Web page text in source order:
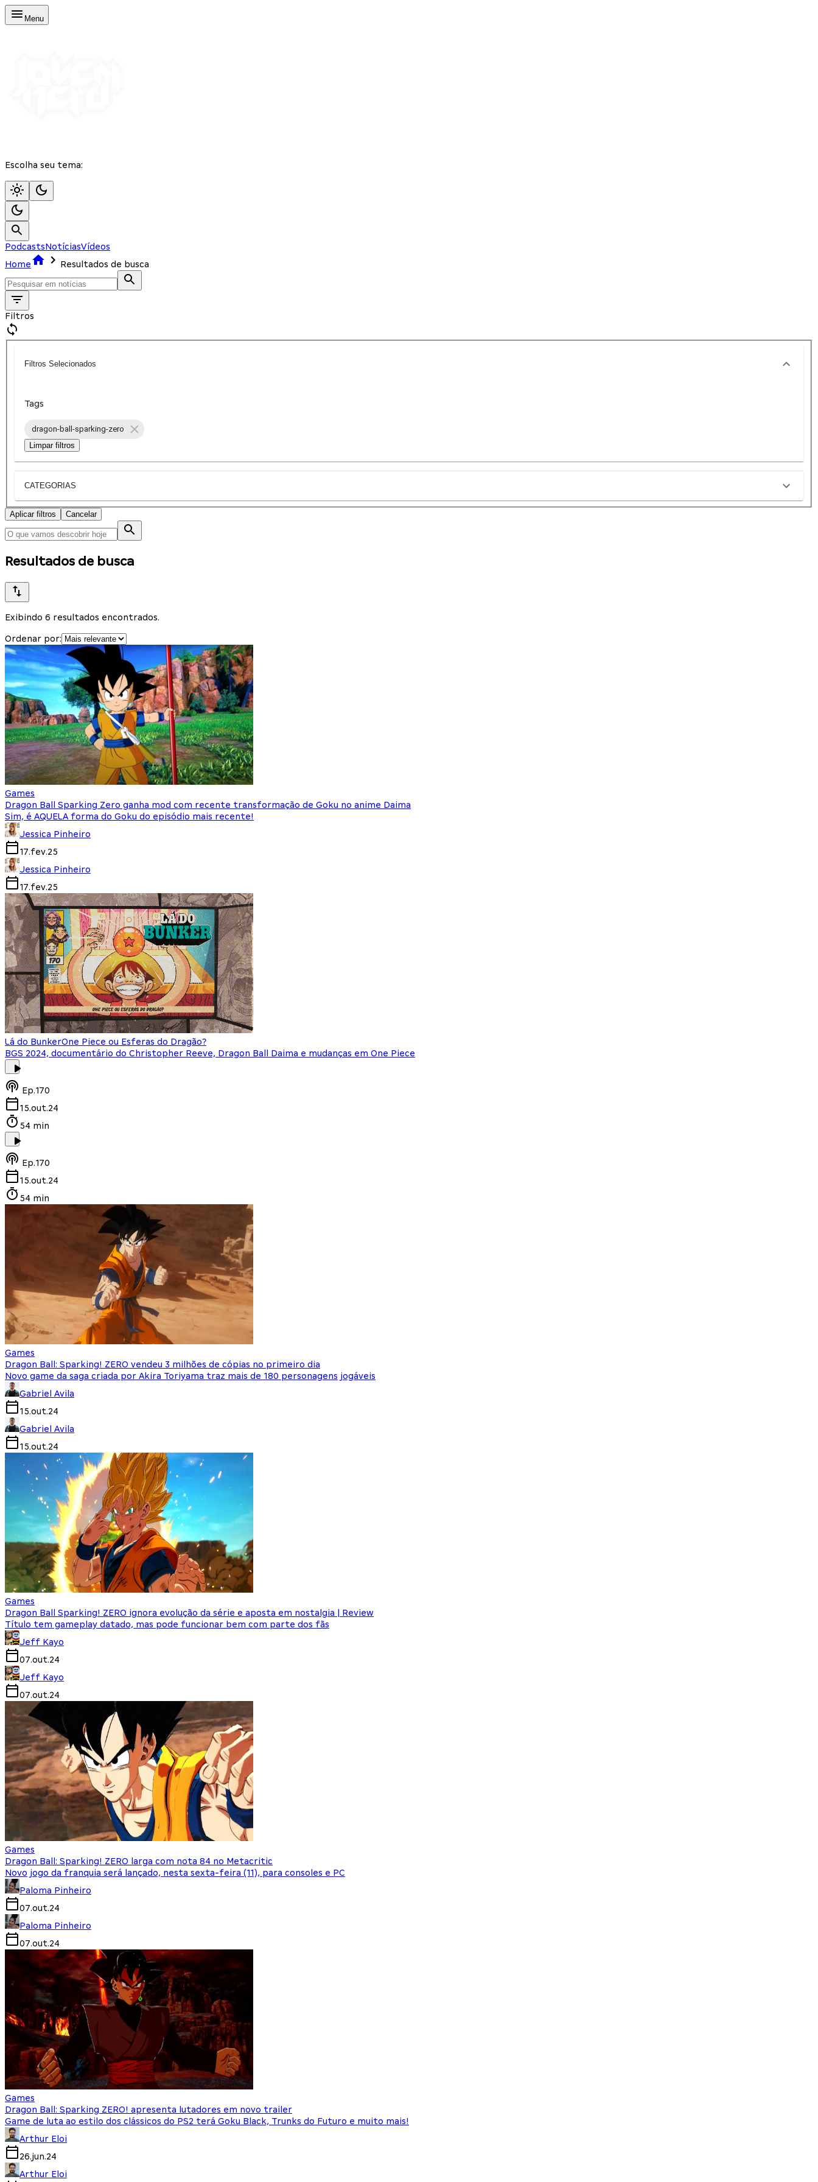
Menu
Escolha seu tema:
PodcastsNotíciasVídeos
Home
Resultados de busca
Filtros
Filtros Selecionados
Tags
dragon-ball-sparking-zero
Limpar filtros
CATEGORIAS
Aplicar filtros Cancelar
Resultados de busca
Exibindo 6 resultados encontrados.
Ordenar por:
Games
Dragon Ball Sparking Zero ganha mod com recente transformação de Goku no anime Daima
Sim, é AQUELA forma do Goku do episódio mais recente!
Jessica Pinheiro
17.fev.25
Jessica Pinheiro
17.fev.25
Lá do BunkerOne Piece ou Esferas do Dragão?
BGS 2024, documentário do Christopher Reeve, Dragon Ball Daima e mudanças em One Piece
Ep.170
15.out.24
54 min
Ep.170
15.out.24
54 min
Games
Dragon Ball: Sparking! ZERO vendeu 3 milhões de cópias no primeiro dia
Novo game da saga criada por Akira Toriyama traz mais de 180 personagens jogáveis
Gabriel Avila
15.out.24
Gabriel Avila
15.out.24
Games
Dragon Ball Sparking! ZERO ignora evolução da série e aposta em nostalgia | Review
Título tem gameplay datado, mas pode funcionar bem com parte dos fãs
Jeff Kayo
07.out.24
Jeff Kayo
07.out.24
Games
Dragon Ball: Sparking! ZERO larga com nota 84 no Metacritic
Novo jogo da franquia será lançado, nesta sexta-feira (11), para consoles e PC
Paloma Pinheiro
07.out.24
Paloma Pinheiro
07.out.24
Games
Dragon Ball: Sparking ZERO! apresenta lutadores em novo trailer
Game de luta ao estilo dos clássicos do PS2 terá Goku Black, Trunks do Futuro e muito mais!
Arthur Eloi
26.jun.24
Arthur Eloi